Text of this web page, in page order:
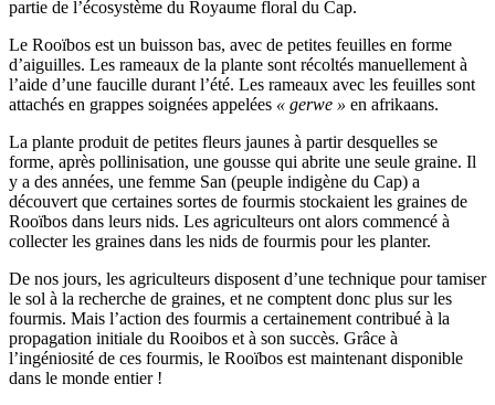
partie de l’écosystème du Royaume floral du Cap.
Le Rooïbos est un buisson bas, avec de petites feuilles en forme
d’aiguilles. Les rameaux de la plante sont récoltés manuellement à
l’aide d’une faucille durant l’été. Les rameaux avec les feuilles sont
attachés en grappes soignées appelées « gerwe » en afrikaans.
La plante produit de petites fleurs jaunes à partir desquelles se
forme, après pollinisation, une gousse qui abrite une seule graine. Il
y a des années, une femme San (peuple indigène du Cap) a
découvert que certaines sortes de fourmis stockaient les graines de
Rooïbos dans leurs nids. Les agriculteurs ont alors commencé à
collecter les graines dans les nids de fourmis pour les planter.
De nos jours, les agriculteurs disposent d’une technique pour tamiser
le sol à la recherche de graines, et ne comptent donc plus sur les
fourmis. Mais l’action des fourmis a certainement contribué à la
propagation initiale du Rooibos et à son succès. Grâce à
l’ingéniosité de ces fourmis, le Rooïbos est maintenant disponible
dans le monde entier !